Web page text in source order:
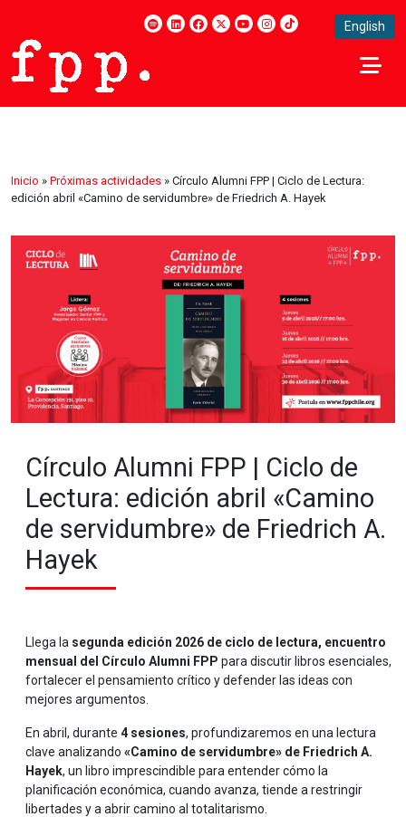
English
Inicio » Próximas actividades » Círculo Alumni FPP | Ciclo de Lectura:
edición abril «Camino de servidumbre» de Friedrich A. Hayek
Círculo Alumni FPP | Ciclo de
Lectura: edición abril «Camino
de servidumbre» de Friedrich A.
Hayek
Llega la segunda edición 2026 de ciclo de lectura, encuentro
mensual del Círculo Alumni FPP para discutir libros esenciales,
fortalecer el pensamiento crítico y defender las ideas con
mejores argumentos.
En abril, durante 4 sesiones, profundizaremos en una lectura
clave analizando «Camino de servidumbre» de Friedrich A.
Hayek, un libro imprescindible para entender cómo la
planificación económica, cuando avanza, tiende a restringir
libertades y a abrir camino al totalitarismo.